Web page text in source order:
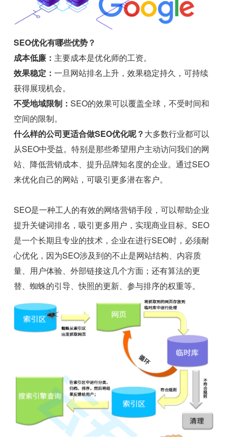
SEO优化有哪些优势？
成本低廉： 主要成本是优化师的工资。
效果稳定：一旦网站排名上升，效果稳定持久，可持续
获得展现机会。
不受地域限制：SEO的效果可以覆盖全球，不受时间和
空间的限制。
什么样的公司更适合做SEO优化呢？大多数行业都可以
从SEO中受益。特别是那些希望用户主动访问我们的网
站、降低营销成本、提升品牌知名度的企业。通过SEO
来优化自己的网站，可吸引更多潜在客户。
SEO是一种工人的有效的网络营销手段，可以帮助企业
提升关键词排名，吸引更多用户，实现商业目标。SEO
是一个长期且专业的技术，企业在进行SEO时，必须耐
心优化，因为SEO涉及到的不止是网站结构、内容质
量、用户体验、外部链接这几个方面；还有算法的更
替、蜘蛛的引导、快照的更新、参与排序的权重等。